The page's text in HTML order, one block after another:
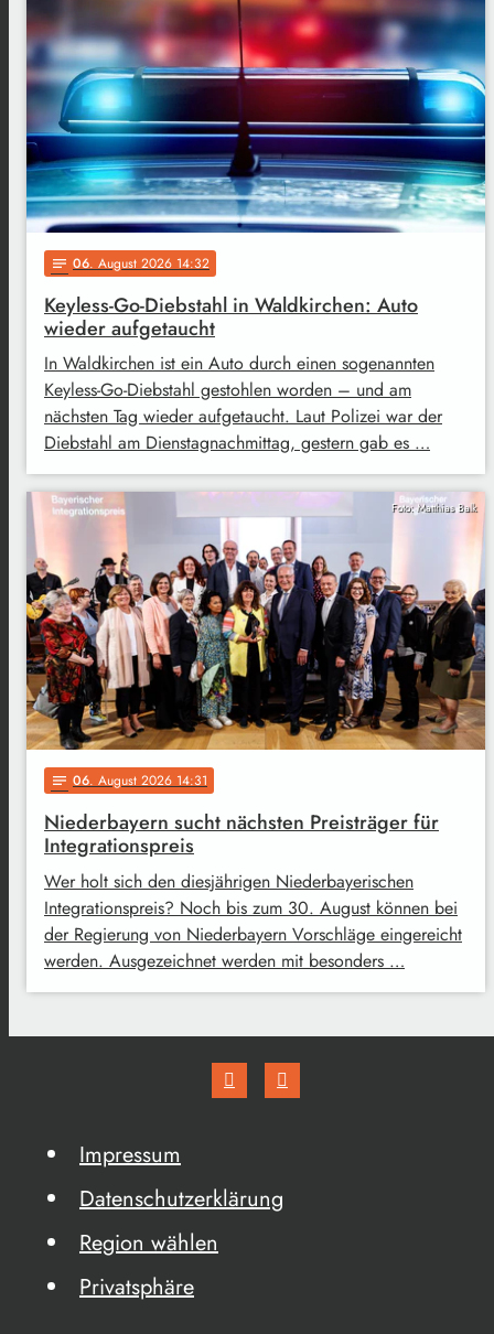
notes 06. August 2026 14:32
Keyless-Go-Diebstahl in Waldkirchen: Auto
wieder aufgetaucht
In Waldkirchen ist ein Auto durch einen sogenannten
Keyless-Go-Diebstahl gestohlen worden – und am
nächsten Tag wieder aufgetaucht. Laut Polizei war der
Diebstahl am Dienstagnachmittag, gestern gab es …
Foto: Matthias Balk
notes 06. August 2026 14:31
Niederbayern sucht nächsten Preisträger für
Integrationspreis
Wer holt sich den diesjährigen Niederbayerischen
Integrationspreis? Noch bis zum 30. August können bei
der Regierung von Niederbayern Vorschläge eingereicht
werden. Ausgezeichnet werden mit besonders …
Impressum
Datenschutzerklärung
Region wählen
Privatsphäre